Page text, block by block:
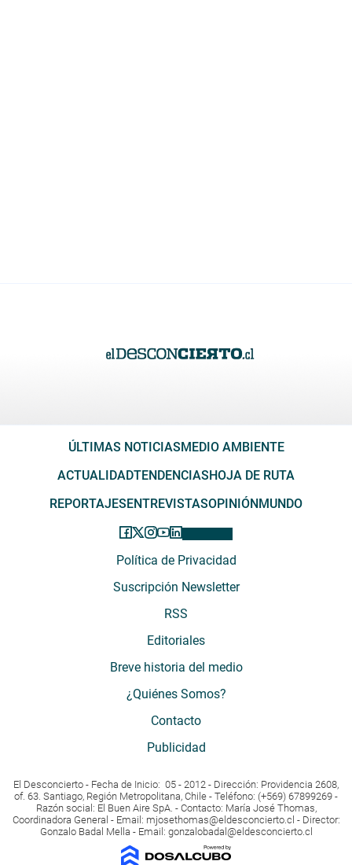
ÚLTIMAS NOTICIASMEDIO AMBIENTE
ACTUALIDADTENDENCIASHOJA DE RUTA
REPORTAJESENTREVISTASOPINIÓNMUNDO
Política de Privacidad
Suscripción Newsletter
RSS
Editoriales
Breve historia del medio
¿Quiénes Somos?
Contacto
Publicidad
El Desconcierto - Fecha de Inicio: 05 - 2012 - Dirección: Providencia 2608,
of. 63. Santiago, Región Metropolitana, Chile - Teléfono: (+569) 67899269 -
Razón social: El Buen Aire SpA. - Contacto: María José Thomas,
Coordinadora General - Email: mjosethomas@eldesconcierto.cl - Director:
Gonzalo Badal Mella - Email: gonzalobadal@eldesconcierto.cl